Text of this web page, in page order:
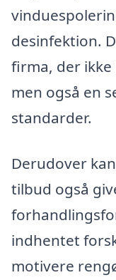
desinfektion.
firma, der
men også en
standarder.
Derudover
tilbud også
indhentet
motivere